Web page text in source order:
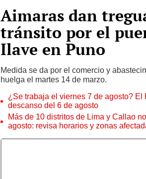
Aimaras dan
tránsito por el
Ilave en Puno
Medida se da por el comercio y
huelga el martes 14 de marzo.
¿Se trabaja el viernes 7 de agosto?
descanso del 6 de agosto
Más de 10 distritos de Lima y Callao
agosto: revisa horarios y zonas